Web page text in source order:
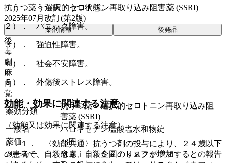
１）． うつ病・うつ状態。
２）． パニック障害。
３）． 強迫性障害。
４）． 社会不安障害。
５）． 外傷後ストレス障害。
効能・効果に関連する注意
（効能又は効果に関連する注意）
５．１． 〈効能共通〉抗うつ剤の投与により、２４歳以下
の患者で、自殺念慮、自殺企図のリスクが増加するとの報告
抗うつ薬 > 選択的セロトニン再取り込み阻害薬 (SSRI)
2025年07月改訂(第2版)
薬剤情報 後発品
後
毒
劇
麻
向
覚
薬効分類
抗うつ薬 > 選択的セロトニン再取り込み阻
害薬 (SSRI)
一般名
パロキセチン塩酸塩水和物錠
薬価
23円
メーカー
ＭｅｉｊｉＳｅｉｋａファルマ